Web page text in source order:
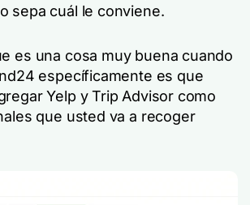
sepa cuál le conviene.
es una cosa muy buena cuando
específicamente es que
Yelp y Trip Advisor como
que usted va a recoger